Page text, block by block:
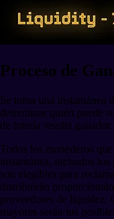
Proceso de
Se toma una
determinar quién puede
de lotería resulta ganador.
Todos los monederos
instantánea, incluidos
son elegibles para
distribuirán
proveedores de liquidez.
mayores serán tus